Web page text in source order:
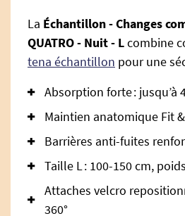
La Échantillon - Changes
QUATRO - Nuit - Lcombine
tena échantillon pour une
Absorption forte : jusqu’à
Maintien anatomique Fit
Barrières anti-fuites
Taille L : 100-150 cm,
Attaches velcro
360°